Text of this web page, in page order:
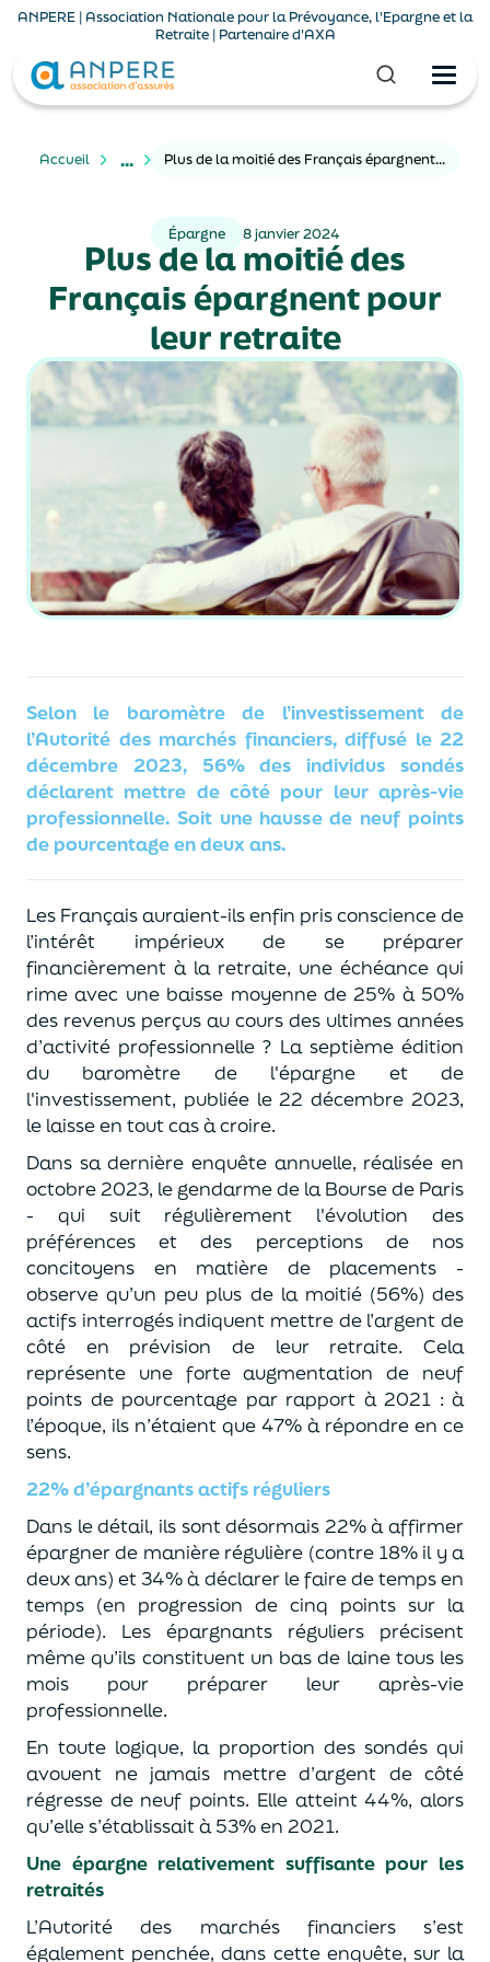
ANPERE | Association Nationale pour la Prévoyance, l'Epargne et la
Retraite | Partenaire d'AXA
Accueil ... Plus de la moitié des Français épargnent pour leur retraite
Épargne 8 janvier 2024
Plus de la moitié des
Français épargnent pour
leur retraite
Selon le baromètre de l’investissement de
l’Autorité des marchés financiers, diffusé le 22
décembre 2023, 56% des individus sondés
déclarent mettre de côté pour leur après-vie
professionnelle. Soit une hausse de neuf points
de pourcentage en deux ans.
Les Français auraient-ils enfin pris conscience de
l’intérêt impérieux de se préparer
financièrement à la retraite, une échéance qui
rime avec une baisse moyenne de 25% à 50%
des revenus perçus au cours des ultimes années
d’activité professionnelle ? La septième édition
du baromètre de l'épargne et de
l'investissement, publiée le 22 décembre 2023,
le laisse en tout cas à croire.
Dans sa dernière enquête annuelle, réalisée en
octobre 2023, le gendarme de la Bourse de Paris
- qui suit régulièrement l'évolution des
préférences et des perceptions de nos
concitoyens en matière de placements -
observe qu’un peu plus de la moitié (56%) des
actifs interrogés indiquent mettre de l’argent de
côté en prévision de leur retraite. Cela
représente une forte augmentation de neuf
points de pourcentage par rapport à 2021 : à
l’époque, ils n’étaient que 47% à répondre en ce
sens.
22% d’épargnants actifs réguliers
Dans le détail, ils sont désormais 22% à affirmer
épargner de manière régulière (contre 18% il y a
deux ans) et 34% à déclarer le faire de temps en
temps (en progression de cinq points sur la
période). Les épargnants réguliers précisent
même qu’ils constituent un bas de laine tous les
mois pour préparer leur après-vie
professionnelle.
En toute logique, la proportion des sondés qui
avouent ne jamais mettre d’argent de côté
régresse de neuf points. Elle atteint 44%, alors
qu’elle s’établissait à 53% en 2021.
Une épargne relativement suffisante pour les
retraités
L’Autorité des marchés financiers s’est
également penchée, dans cette enquête, sur la